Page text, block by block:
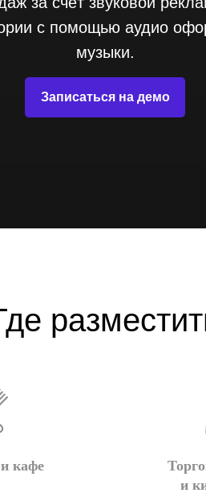
с помощью аудио
музыки.
Записаться на демо
кафе
и